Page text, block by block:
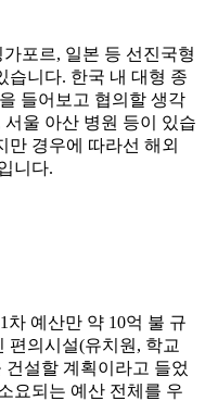
포르, 일본 등 선진국형
습니다. 한국 내 대형 종
들어보고 협의할 생각
울 아산 병원 등이 있습
만 경우에 따라선 해외
니다.
차 예산만 약 10억 불 규
편의시설(유치원, 학교
설할 계획이라고 들었
요되는 예산 전체를 우